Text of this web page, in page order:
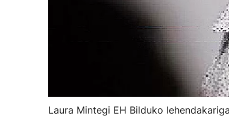
Laura Mintegi EH Bilduko